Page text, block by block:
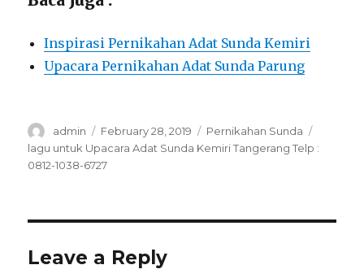
Inspirasi Pernikahan Adat Sunda Kemiri
Upacara Pernikahan Adat Sunda Parung
Author
admin
Posted
on
February 28, 2019 Categories
Pernikahan Sunda
lagu untuk Upacara Adat Sunda Kemiri Tangerang Telp :
0812-1038-6727
Leave a Reply